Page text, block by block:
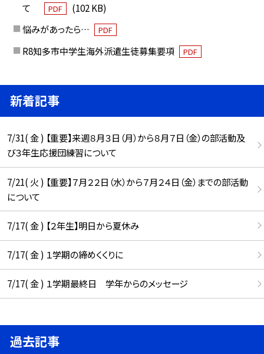
て
PDF
(102 KB)
悩みがあったら…
PDF
R8知多市中学生海外派遣生徒募集要項 PDF
新着記事
7/31( 金 ) 【重要】来週８月３日（月）から８月７日（金）の部活動及
び３年生応援団練習について
7/21( 火 ) 【重要】７月２２日（水）から７月２４日（金）までの部活動
について
7/17( 金 ) 【２年生】明日から夏休み
7/17( 金 ) １学期の締めくくりに
7/17( 金 ) １学期最終日 学年からのメッセージ
過去記事